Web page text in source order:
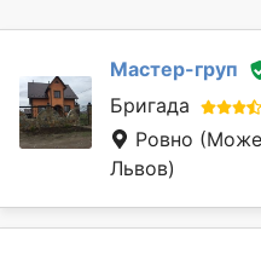
Мастер-груп
Бригада
Ровно
Львов)